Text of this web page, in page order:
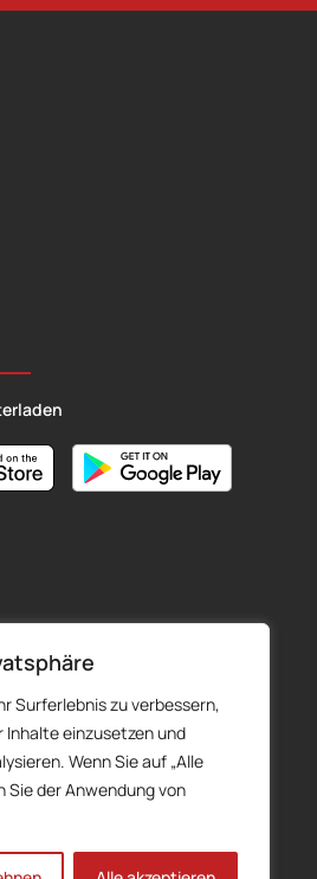
Surferlebnis zu verbessern,
Inhalte einzusetzen und
Wenn Sie auf „Alle
der Anwendung von